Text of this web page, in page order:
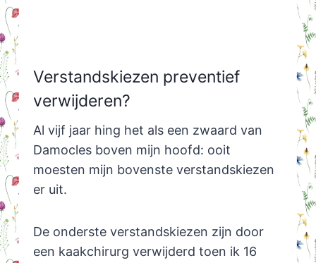
Verstandskiezen preventief
verwijderen?
Al vijf jaar hing het als een zwaard van
Damocles boven mijn hoofd: ooit
moesten mijn bovenste verstandskiezen
er uit.
De onderste verstandskiezen zijn door
een kaakchirurg verwijderd toen ik 16